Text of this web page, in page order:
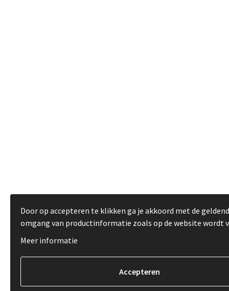
Door op accepteren te klikken ga je akkoord met de
omgang van productinformatie zoals op de website wordt
Meer informatie